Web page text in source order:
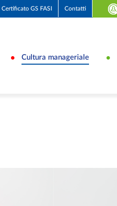
Certificato GS FASI Contatti
Cultura manageriale